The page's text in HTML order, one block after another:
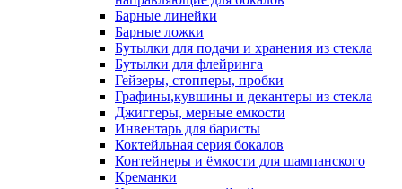
Барные линейки
Барные ложки
Бутылки для подачи и хранения из стекла
Бутылки для флейринга
Гейзеры, стопперы, пробки
Графины,кувшины и декантеры из стекла
Джиггеры, мерные емкости
Инвентарь для баристы
Коктейльная серия бокалов
Контейнеры и ёмкости для шампанского
Креманки